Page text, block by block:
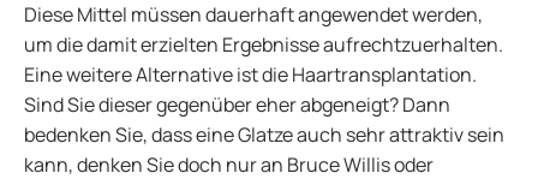
Diese Mittel müssen dauerhaft angewendet werden,
um die damit erzielten Ergebnisse aufrechtzuerhalten.
Eine weitere Alternative ist die Haartransplantation.
Sind Sie dieser gegenüber eher abgeneigt? Dann
bedenken Sie, dass eine Glatze auch sehr attraktiv sein
kann, denken Sie doch nur an Bruce Willis oder